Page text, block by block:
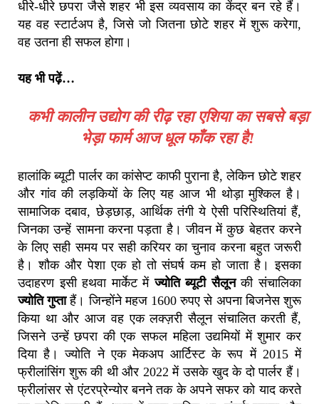
धीरे-धीरे छपरा जैसे शहर भी इस व्यवसाय का केंद्र बन रहे हैं।
यह वह स्टार्टअप है, जिसे जो जितना छोटे शहर में शुरू करेगा,
वह उतना ही सफल होगा।
यह भी पढ़ें…
कभी कालीन उद्योग की रीढ़ रहा एशिया का सबसे बड़ा
भेड़ा फार्म आज धूल फाँक रहा है!
हालांकि ब्यूटी पार्लर का कांसेप्ट काफी पुराना है, लेकिन छोटे शहर
और गांव की लड़कियों के लिए यह आज भी थोड़ा मुश्किल है।
सामाजिक दबाव, छेड़छाड़, आर्थिक तंगी ये ऐसी परिस्थितियां हैं,
जिनका उन्हें सामना करना पड़ता है। जीवन में कुछ बेहतर करने
के लिए सही समय पर सही करियर का चुनाव करना बहुत जरूरी
है। शौक और पेशा एक हो तो संघर्ष कम हो जाता है। इसका
उदाहरण इसी हथवा मार्केट मेंज्योति ब्यूटी सैलूनकी संचालिका
ज्योति गुप्ताहैं। जिन्होंने महज 1600 रुपए से अपना बिजनेस शुरू
किया था और आज वह एक लक्ज़री सैलून संचालित करती हैं,
जिसने उन्हें छपरा की एक सफल महिला उद्यमियों में शुमार कर
दिया है। ज्योति ने एक मेकअप आर्टिस्ट के रूप में 2015 में
फ्रीलांसिंग शुरू की थी और 2022 में उसके खुद के दो पार्लर हैं।
फ्रीलांसर से एंटरप्रेन्योर बनने तक के अपने सफर को याद करते